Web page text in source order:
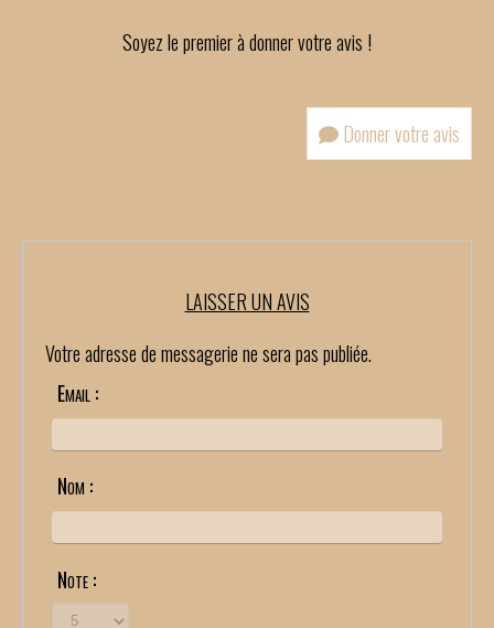
Soyez le premier à donner votre avis !
Donner votre avis
LAISSER UN AVIS
Votre adresse de messagerie ne sera pas publiée.
Email :
Nom :
Note :